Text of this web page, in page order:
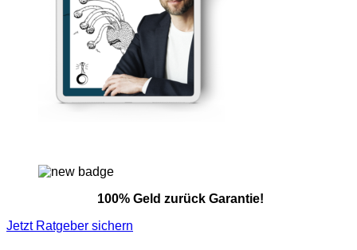
100% Geld zurück Garantie!
Jetzt Ratgeber sichern